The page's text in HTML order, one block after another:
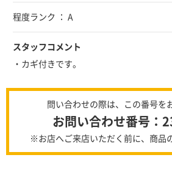
程度ランク ： A
スタッフコメント
・カギ付きです。
問い合わせの際は、この番号を
お問い合わせ番号：
※お店へご来店いただく前に、商品